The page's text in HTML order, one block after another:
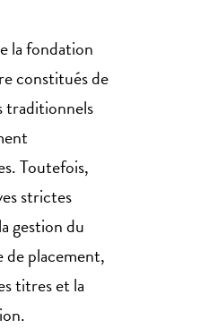
la fondation
constitués de
traditionnels
Toutefois,
strictes
gestion du
placement,
titres et la